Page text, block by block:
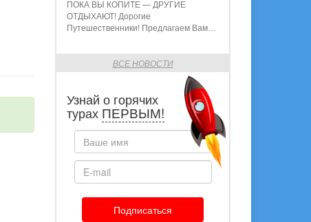
ПОКА ВЫ КОПИТЕ — ДРУГИЕ
ОТДЫХАЮТ! Дорогие
Путешественники! Предлагаем Вам…
ВСЕ НОВОСТИ
Узнай о горячих
турах ПЕРВЫМ!
Подписаться